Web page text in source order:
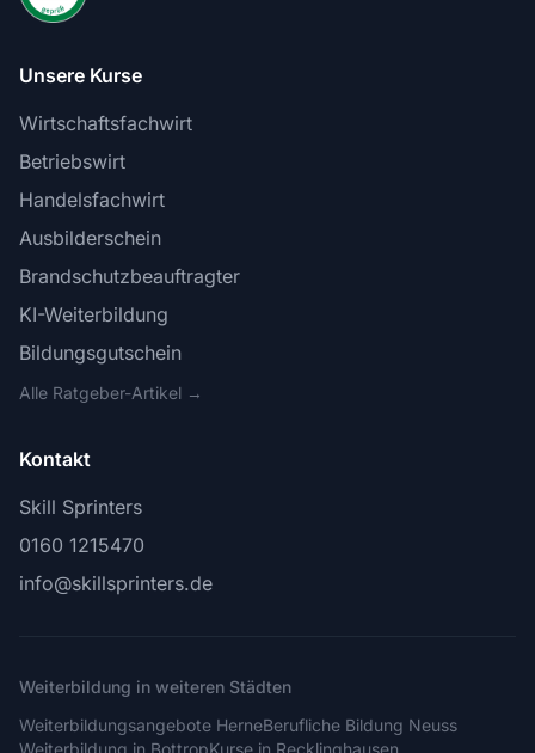
Unsere Kurse
Wirtschaftsfachwirt
Betriebswirt
Handelsfachwirt
Ausbilderschein
Brandschutzbeauftragter
KI-Weiterbildung
Bildungsgutschein
Alle Ratgeber-Artikel →
Kontakt
Skill Sprinters
0160 1215470
info@skillsprinters.de
Weiterbildung in weiteren Städten
Weiterbildungsangebote HerneBerufliche Bildung Neuss
Weiterbildung in BottropKurse in Recklinghausen